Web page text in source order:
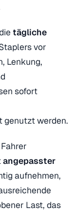
tägliche
vor
Lenkung,
sofort
genutzt werden.
angepasster
aufnehmen,
Last, das